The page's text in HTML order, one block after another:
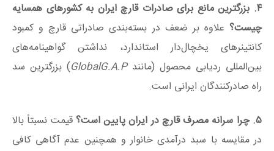
۴. بزرگترین مانع برای صادرات قارچ ایران به کشورهای همسایه
چیست؟ علاوه بر ضعف در بسته‌بندی صادراتی قارچ و کمبود
کانتینرهای یخچال‌دار استاندارد، نداشتن گواهینامه‌های
بین‌المللی ردیابی محصول (مانندGlobalG.A.P) بزرگترین سد
راه صادرکنندگان ایرانی است.
۵. چرا سرانه مصرف قارچ در ایران پایین است؟
قیمت نسبتاً بالا
در مقایسه با سبد درآمدی خانوار و همچنین عدم آگاهی کافی